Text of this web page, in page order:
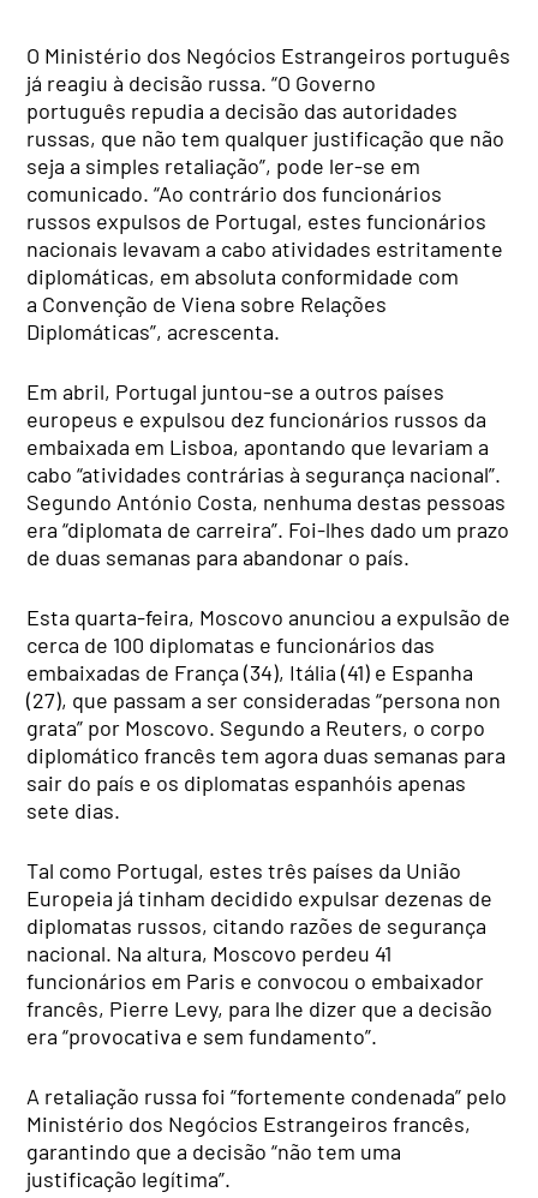
O Ministério dos Negócios Estrangeiros português
já reagiu à decisão russa. “O Governo
português repudia a decisão das autoridades
russas, que não tem qualquer justificação que não
seja a simples retaliação”, pode ler-se em
comunicado. “Ao contrário dos funcionários
russos expulsos de Portugal, estes funcionários
nacionais levavam a cabo atividades estritamente
diplomáticas, em absoluta conformidade com
a Convenção de Viena sobre Relações
Diplomáticas”, acrescenta.
Em abril, Portugal juntou-se a outros países
europeus e expulsou dez funcionários russos da
embaixada em Lisboa, apontando que levariam a
cabo “atividades contrárias à segurança nacional”.
Segundo António Costa, nenhuma destas pessoas
era “diplomata de carreira”. Foi-lhes dado um prazo
de duas semanas para abandonar o país.
Esta quarta-feira, Moscovo anunciou a expulsão de
cerca de 100 diplomatas e funcionários das
embaixadas de França (34), Itália (41) e Espanha
(27), que passam a ser consideradas “persona non
grata” por Moscovo. Segundo a Reuters, o corpo
diplomático francês tem agora duas semanas para
sair do país e os diplomatas espanhóis apenas
sete dias.
Tal como Portugal, estes três países da União
Europeia já tinham decidido expulsar dezenas de
diplomatas russos, citando razões de segurança
nacional. Na altura, Moscovo perdeu 41
funcionários em Paris e convocou o embaixador
francês, Pierre Levy, para lhe dizer que a decisão
era “provocativa e sem fundamento”.
A retaliação russa foi “fortemente condenada” pelo
Ministério dos Negócios Estrangeiros francês,
garantindo que a decisão “não tem uma
justificação legítima”.